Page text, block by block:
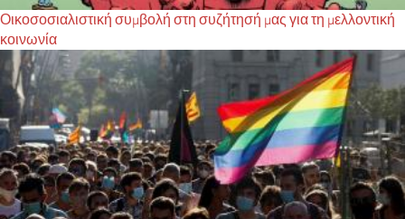
Οικοσοσιαλιστική συμβολή στη συζήτησή μας για τη μελλοντική
κοινωνία